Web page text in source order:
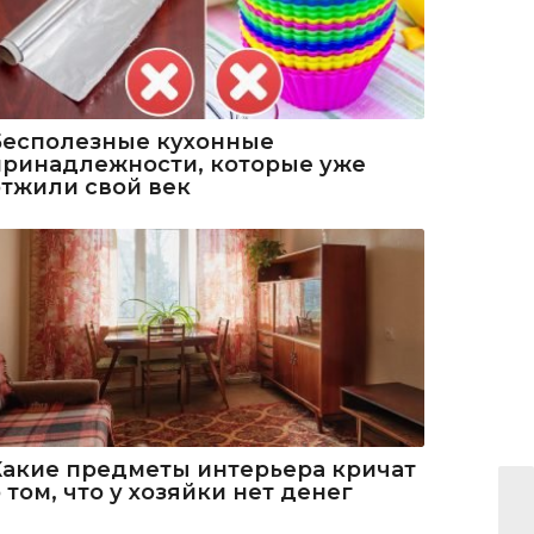
кухонные
которые уже
свой век
предметы интерьера кричат
том, что у хозяйки нет денег